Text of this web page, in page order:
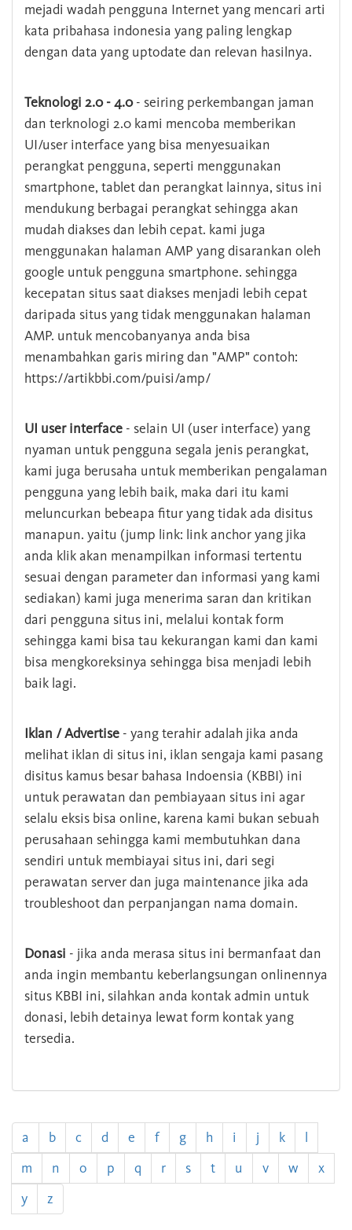
mejadi wadah pengguna Internet yang mencari arti
kata pribahasa indonesia yang paling lengkap
dengan data yang uptodate dan relevan hasilnya.
Teknologi 2.0 - 4.0- seiring perkembangan jaman
dan terknologi 2.0 kami mencoba memberikan
UI/user interface yang bisa menyesuaikan
perangkat pengguna, seperti menggunakan
smartphone, tablet dan perangkat lainnya, situs ini
mendukung berbagai perangkat sehingga akan
mudah diakses dan lebih cepat. kami juga
menggunakan halaman AMP yang disarankan oleh
google untuk pengguna smartphone. sehingga
kecepatan situs saat diakses menjadi lebih cepat
daripada situs yang tidak menggunakan halaman
AMP. untuk mencobanyanya anda bisa
menambahkan garis miring dan "AMP" contoh:
https://artikbbi.com/puisi/amp/
UI user interface - selain UI (user interface) yang
nyaman untuk pengguna segala jenis perangkat,
kami juga berusaha untuk memberikan pengalaman
pengguna yang lebih baik, maka dari itu kami
meluncurkan bebeapa fitur yang tidak ada disitus
manapun. yaitu (jump link: link anchor yang jika
anda klik akan menampilkan informasi tertentu
sesuai dengan parameter dan informasi yang kami
sediakan) kami juga menerima saran dan kritikan
dari pengguna situs ini, melalui kontak form
sehingga kami bisa tau kekurangan kami dan kami
bisa mengkoreksinya sehingga bisa menjadi lebih
baik lagi.
Iklan / Advertise - yang terahir adalah jika anda
melihat iklan di situs ini, iklan sengaja kami pasang
disitus kamus besar bahasa Indoensia (KBBI) ini
untuk perawatan dan pembiayaan situs ini agar
selalu eksis bisa online, karena kami bukan sebuah
perusahaan sehingga kami membutuhkan dana
sendiri untuk membiayai situs ini, dari segi
perawatan server dan juga maintenance jika ada
troubleshoot dan perpanjangan nama domain.
Donasi - jika anda merasa situs ini bermanfaat dan
anda ingin membantu keberlangsungan onlinennya
situs KBBI ini, silahkan anda kontak admin untuk
donasi, lebih detainya lewat form kontak yang
tersedia.
a b c d e f g h i j k
l
m
n o p q r s t u v w
x
y
z